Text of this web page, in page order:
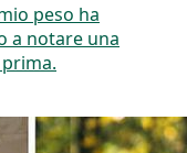
peso ha
a notare una